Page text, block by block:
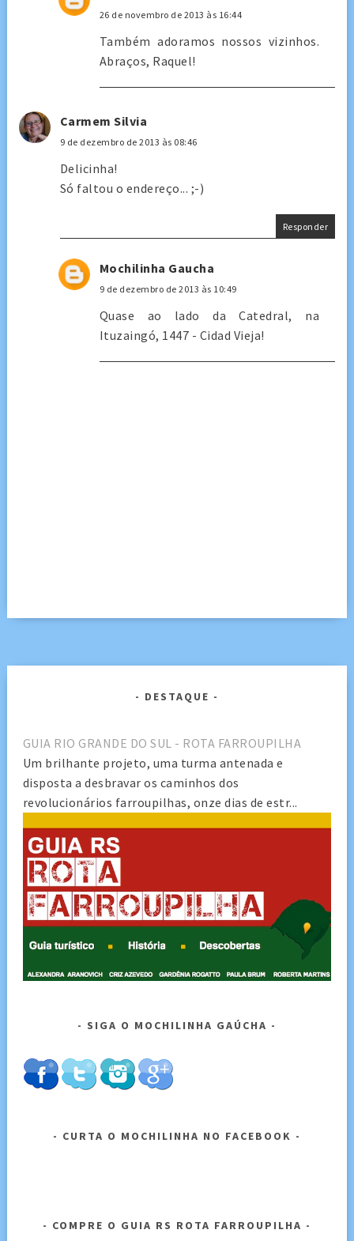
26 de novembro de 2013 às 16:44
Também adoramos nossos vizinhos.
Abraços, Raquel!
Carmem Silvia
9 de dezembro de 2013 às 08:46
Delicinha!
Só faltou o endereço... ;-)
Responder
Mochilinha Gaucha
9 de dezembro de 2013 às 10:49
Quase ao lado da Catedral, na
Ituzaingó, 1447 - Cidad Vieja!
DESTAQUE
GUIA RIO GRANDE DO SUL - ROTA FARROUPILHA
Um brilhante projeto, uma turma antenada e
disposta a desbravar os caminhos dos
revolucionários farroupilhas, onze dias de estr...
SIGA O MOCHILINHA GAÚCHA
CURTA O MOCHILINHA NO FACEBOOK
COMPRE O GUIA RS ROTA FARROUPILHA